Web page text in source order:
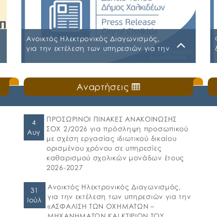
Ανοικτός Ηλεκτρονικός Διαγωνισμός,
για την εκτέλεση των υπηρεσιών για την
ΧΑΛΚΙΔΕΩΝ»
Α.Δ.Ε. 776-2026 ΚΗΜΔΗΣ ΠΑΡΑΡΤΗΜΑ Α’
ΜΕΛΕΤΗ ΑΣΦΑΛΕΙΕΣ 2026-2027 09-07-
2026_signed ΠΑΡΑΡΤΗΜΑ Α’ ΜΕΛΕΤΗ
ΑΣΦΑΛΕΙΕΣ ΕΠΕΞΕΡΓΑΣΙΜΗ 2026-2027 09-07-
2026 ΠΑΡΑΡΤΗΜΑ Β ΕΕΕΣ PDF_signed
ΠΕΡΙΛΗΨΗ ΔΙΑΚΗΡΥΞΗΣ ΑΣΦΑΛΕΙΕΣ_signed
Αναρτήσεις
4
Αυγ
ΠΡΟΣΩΡΙΝΟΙ ΠΙΝΑΚΕΣ ΑΝΑΚΟΙΝΩΣΗΣ
ΣΟΧ 2/2026 για πρόσληψη προσωπικού
με σχέση εργασίας ιδιωτικού δικαίου
ορισμένου χρόνου σε υπηρεσίες
καθαρισμού σχολικών μονάδων έτους
2026-2027
31
Ιούλ
Ανοικτός Ηλεκτρονικός Διαγωνισμός,
για την εκτέλεση των υπηρεσιών για την
«ΑΣΦΑΛΙΣΗ ΤΩΝ ΟΧΗΜΑΤΩΝ –